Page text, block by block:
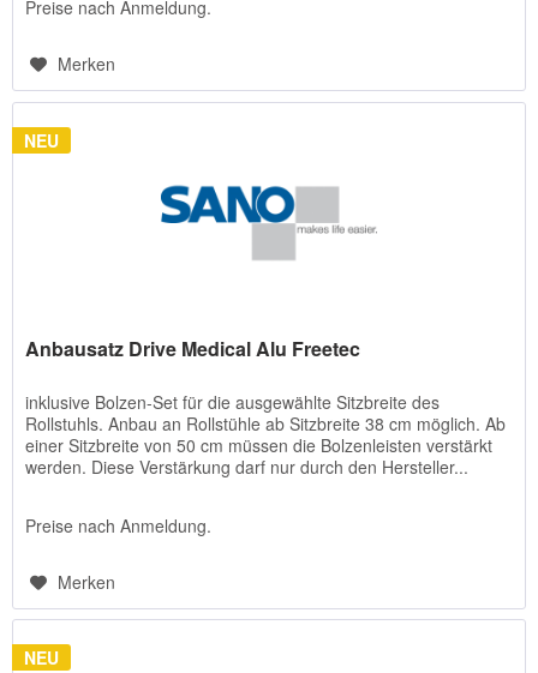
Preise nach Anmeldung.
Merken
NEU
Anbausatz Drive Medical Alu Freetec
inklusive Bolzen-Set für die ausgewählte Sitzbreite des
Rollstuhls. Anbau an Rollstühle ab Sitzbreite 38 cm möglich. Ab
einer Sitzbreite von 50 cm müssen die Bolzenleisten verstärkt
werden. Diese Verstärkung darf nur durch den Hersteller...
Preise nach Anmeldung.
Merken
NEU